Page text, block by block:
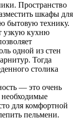
Пространство
шкафы для
бытовую технику.
узкую кухню
одной из стен
Тогда
столика
— это очень
для комфортной
пельмени.